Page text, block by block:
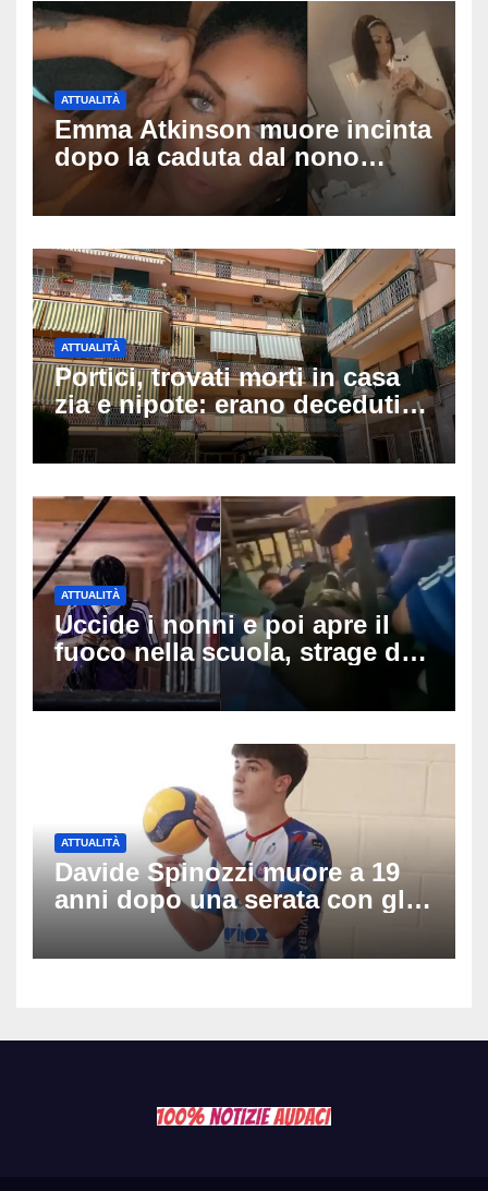
ATTUALITÀ
Emma Atkinson muore incinta
dopo la caduta dal nono
piano: la figlia nasce 30
minuti dopo e sta bene
ATTUALITÀ
Portici, trovati morti in casa
zia e nipote: erano deceduti
da giorni, il caldo tra le
ipotesi al vaglio
ATTUALITÀ
Uccide i nonni e poi apre il
fuoco nella scuola, strage di
insegnanti: il possibile
movente dietro il massacro in
ATTUALITÀ
Davide Spinozzi muore a 19
anni dopo una serata con gli
amici: il mistero dello
schianto senza frenata